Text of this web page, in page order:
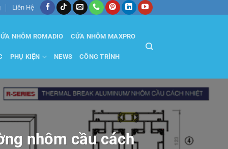
Liên Hệ
NHÔM ROMADIO CỬA NHÔM MAXPRO
PHỤ KIỆN NEWS CÔNG TRÌNH
nhôm cầu cách